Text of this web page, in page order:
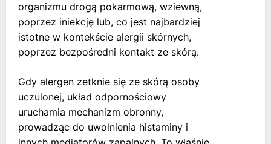
organizmu drogą pokarmową, wziewną,
poprzez iniekcję lub, co jest najbardziej
istotne w kontekście alergii skórnych,
poprzez bezpośredni kontakt ze skórą.
Gdy alergen zetknie się ze skórą osoby
uczulonej, układ odpornościowy
uruchamia mechanizm obronny,
prowadząc do uwolnienia histaminy i